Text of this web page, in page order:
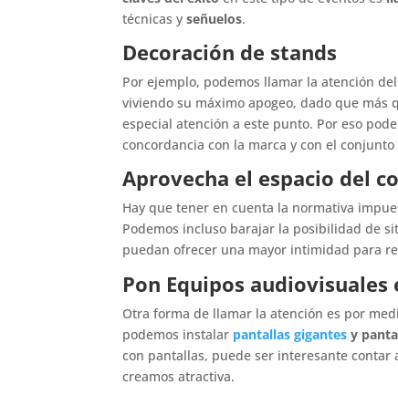
técnicas yseñuelos.
Decoración de stands
Por ejemplo, podemos llamar la atención
viviendo su máximo apogeo, dado que más
especial atención a este punto. Por eso
concordancia con la marca y con el
Aprovecha el espacio del
Hay que tener en cuenta la normativa
Podemos incluso barajar la posibilidad de
puedan ofrecer una mayor intimidad para
Pon Equipos
Otra forma de llamar la atención es por
podemos instalar pantallas gigantes y
con pantallas, puede ser interesante contar
creamos atractiva.